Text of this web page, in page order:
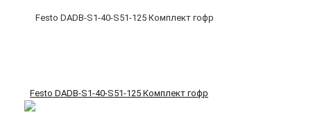
Festo DADB-S1-40-S51-125 Комплект гофр